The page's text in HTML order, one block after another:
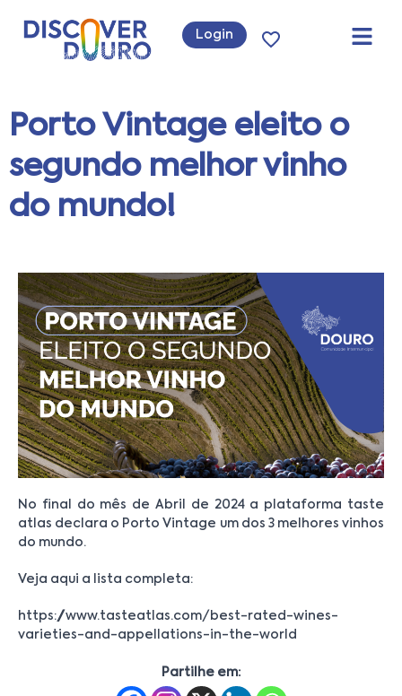
Login
Porto Vintage eleito o
segundo melhor vinho
do mundo!
No final do mês de Abril de 2024 a plataforma taste
atlas declara o Porto Vintage um dos 3 melhores vinhos
do mundo.
Veja aqui a lista completa:
https://www.tasteatlas.com/best-rated-wines-
varieties-and-appellations-in-the-world
Partilhe em: